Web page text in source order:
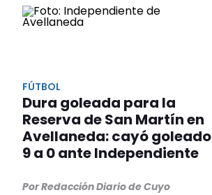
FÚTBOL
Dura goleada para la
Reserva de San Martín en
Avellaneda: cayó goleado
9 a 0 ante Independiente
Por Redacción Diario de Cuyo